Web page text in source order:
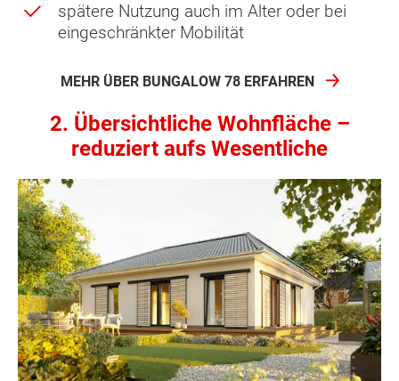
spätere Nutzung auch im Alter oder bei
eingeschränkter Mobilität
MEHR ÜBER BUNGALOW 78 ERFAHREN
2. Übersichtliche Wohnfläche –
reduziert aufs Wesentliche